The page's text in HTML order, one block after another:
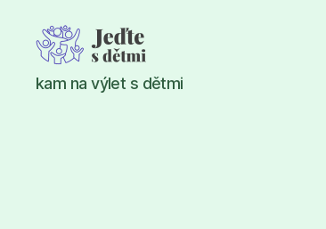
Jeďte
s
kam na výlet s dětmi